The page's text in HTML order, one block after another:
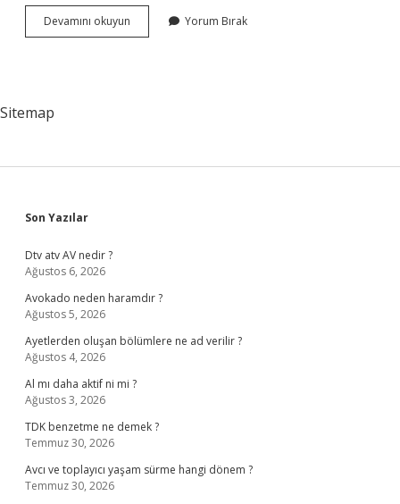
Devamını okuyun
Nedir
Yorum Bırak
Sitemap
Sidebar
Son Yazılar
Dtv atv AV nedir ?
Ağustos 6, 2026
Avokado neden haramdır ?
Ağustos 5, 2026
Ayetlerden oluşan bölümlere ne ad verilir ?
Ağustos 4, 2026
Al mı daha aktif ni mi ?
Ağustos 3, 2026
TDK benzetme ne demek ?
Temmuz 30, 2026
Avcı ve toplayıcı yaşam sürme hangi dönem ?
Temmuz 30, 2026